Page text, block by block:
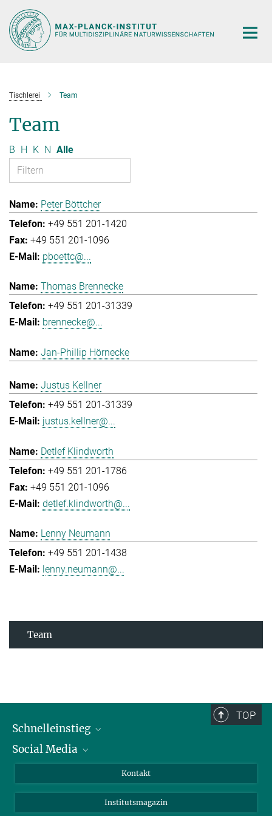
Hauptinhalt
Tischlerei Team
Team
B H K N Alle
Peter Böttcher
+49 551 201-1420
+49 551 201-1096
pboettc@...
Thomas Brennecke
+49 551 201-31339
brennecke@...
Jan-Phillip Hörnecke
Justus Kellner
+49 551 201-31339
justus.kellner@...
Detlef Klindworth
+49 551 201-1786
+49 551 201-1096
detlef.klindworth@...
Lenny Neumann
+49 551 201-1438
lenny.neumann@...
Team
TOP
Schnelleinstieg
Alumni
Fördernde
Social Media
Bluesky
Facebook
Kontakt
Institutsmagazin